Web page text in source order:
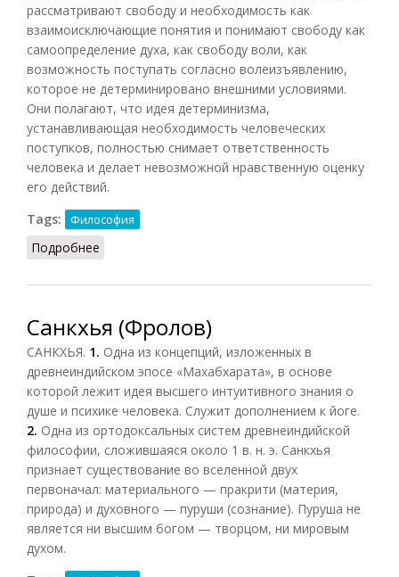
рассматривают свободу и необходимость как
взаимоисключающие понятия и понимают свободу как
самоопределение духа, как свободу воли, как
возможность поступать согласно волеизъявлению,
которое не детерминировано внешними условиями.
Они полагают, что идея детерминизма,
устанавливающая необходимость человеческих
поступков, полностью снимает ответственность
человека и делает невозможной нравственную оценку
его действий.
Tags:
Философия
Подробнее
Санкхья (Фролов)
САНКХЬЯ. 1. Одна из концепций, изложенных в
древнеиндийском эпосе «Махабхарата», в основе
которой лежит идея высшего интуитивного знания о
душе и психике человека. Служит дополнением к йоге.
2. Одна из ортодоксальных систем древнеиндийской
философии, сложившаяся около 1 в. н. э. Санкхья
признает существование во вселенной двух
первоначал: материального — пракрити (материя,
природа) и духовного — пуруши (сознание). Пуруша не
является ни высшим богом — творцом, ни мировым
духом.